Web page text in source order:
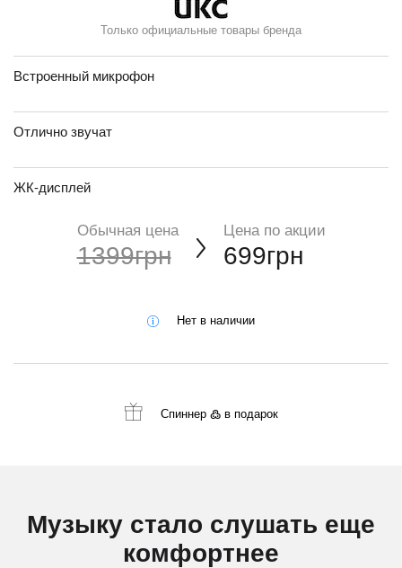
Только официальные товары бренда
Встроенный микрофон
Отлично звучат
ЖК-дисплей
Обычная цена
1399грн
Цена по акции
699грн
Нет в наличии
Спиннер ߷в подарок
Музыку стало слушать еще
комфортнее